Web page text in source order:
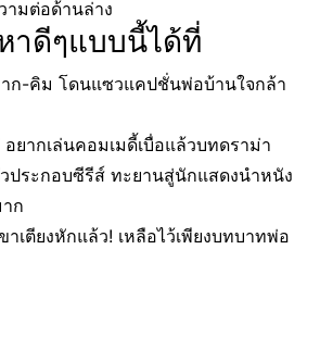
มต่อด้านล่าง
าดีๆแบบนี้ได้ที่
ก-คิม โดนแซวแคปชั่นพ่อบ้านใจกล้า
ยากเล่นคอมเมดี้เบื่อแล้วบทดราม่า
ประกอบซีรีส์ ทะยานสู่นักแสดงนำหนัง
ก
าเตียงหักแล้ว! เหลือไว้เพียงบทบาทพ่อ